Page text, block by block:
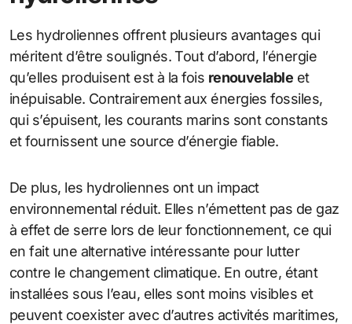
Les hydroliennes offrent plusieurs avantages qui
méritent d’être soulignés. Tout d’abord, l’énergie
qu’elles produisent est à la fois renouvelable et
inépuisable. Contrairement aux énergies fossiles,
qui s’épuisent, les courants marins sont constants
et fournissent une source d’énergie fiable.
De plus, les hydroliennes ont un impact
environnemental réduit. Elles n’émettent pas de gaz
à effet de serre lors de leur fonctionnement, ce qui
en fait une alternative intéressante pour lutter
contre le changement climatique. En outre, étant
installées sous l’eau, elles sont moins visibles et
peuvent coexister avec d’autres activités maritimes,